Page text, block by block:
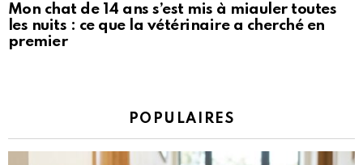
Mon chat de 14 ans s’est mis à miauler toutes
les nuits : ce que la vétérinaire a cherché en
premier
POPULAIRES